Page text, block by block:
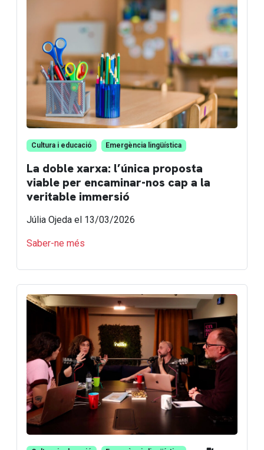
Cultura i educació Emergència lingüística
La doble xarxa: l’única proposta
viable per encaminar-nos cap a la
veritable immersió
Júlia Ojeda el 13/03/2026
Saber-ne més